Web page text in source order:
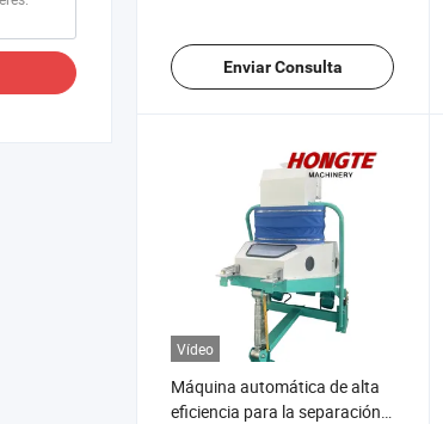
Enviar Consulta
Vídeo
Máquina automática de alta
eficiencia para la separación